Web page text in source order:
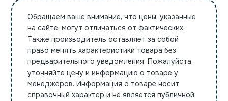
Обращаем ваше внимание, что цены, указанные
на сайте, могут отличаться от фактических.
Также производитель оставляет за собой
право менять характеристики товара без
предварительного уведомления. Пожалуйста,
уточняйте цену и информацию о товаре у
менеджеров. Информация о товаре носит
справочный характер и не является публичной